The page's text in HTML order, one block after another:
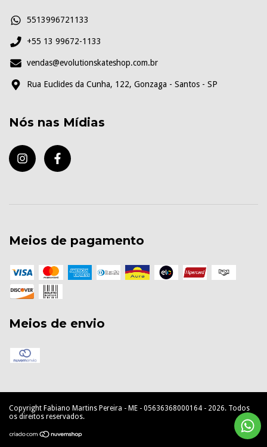
5513996721133
+55 13 99672-1133
vendas@evolutionskateshop.com.br
Rua Euclides da Cunha, 122, Gonzaga - Santos - SP
Nós nas Mídias
Meios de pagamento
Meios de envio
Copyright Fabiano Martins Pereira - ME - 05636368000164 - 2026. Todos
os direitos reservados.